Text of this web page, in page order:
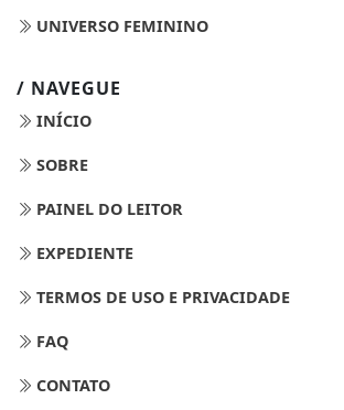
UNIVERSO FEMININO
/ NAVEGUE
INÍCIO
SOBRE
PAINEL DO LEITOR
EXPEDIENTE
TERMOS DE USO E PRIVACIDADE
FAQ
CONTATO